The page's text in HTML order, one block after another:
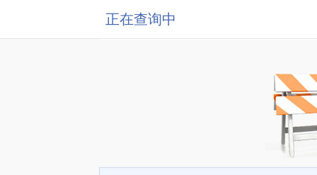
正在查询中